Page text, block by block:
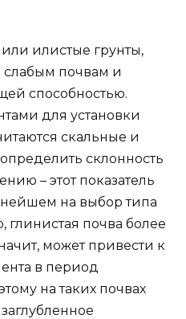
илистые грунты,
слабым почвам и
способностью.
для установки
скальные и
склонность
– этот показатель
на выбор типа
почва более
может привести к
в период
на таких почвах